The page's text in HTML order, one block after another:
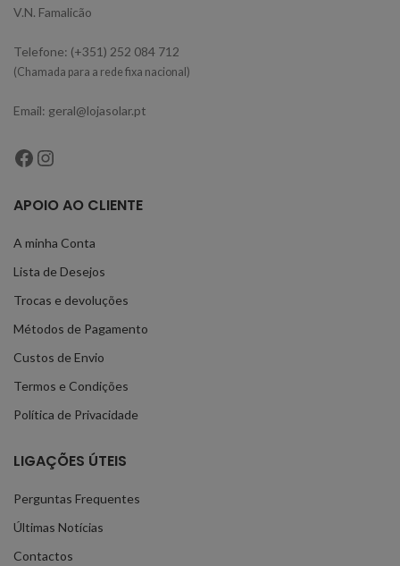
V.N. Famalicão
Telefone: (+351) 252 084 712
(Chamada para a rede fixa nacional)
Email: geral@lojasolar.pt
APOIO AO CLIENTE
A minha Conta
Lista de Desejos
Trocas e devoluções
Métodos de Pagamento
Custos de Envio
Termos e Condições
Política de Privacidade
LIGAÇÕES ÚTEIS
Perguntas Frequentes
Últimas Notícias
Contactos